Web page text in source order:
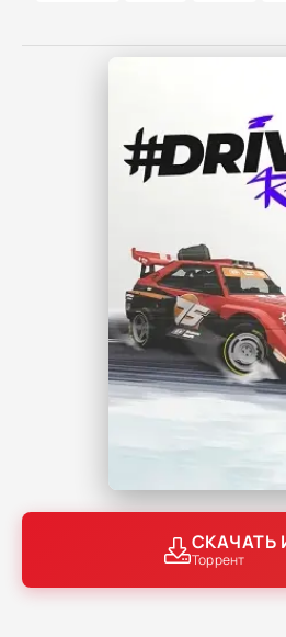
СКАЧАТЬ
Торрент